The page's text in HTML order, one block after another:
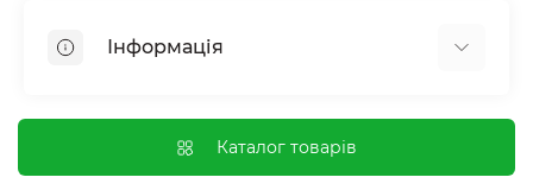
Обмін речовин і вага
Імунна система
Гормональний баланс і обмін речовин
Інформація
Оплата і доставка
Обмін та повернення
Каталог товарів